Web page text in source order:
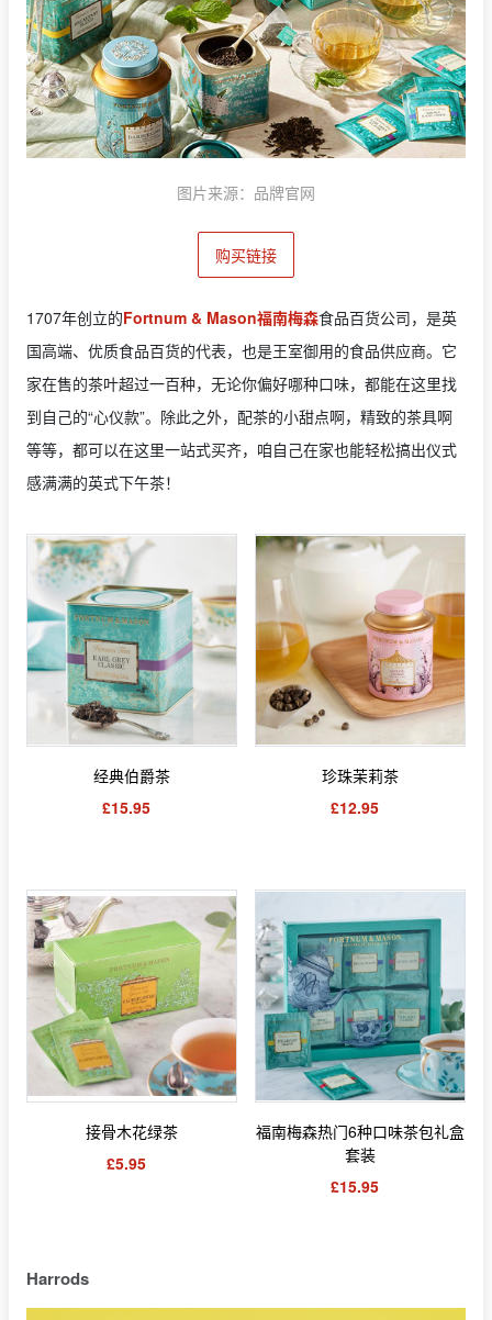
图片来源：品牌官网
购买链接
1707年创立的Fortnum & Mason福南梅森食品百货公司，是英
国高端、优质食品百货的代表，也是王室御用的食品供应商。它
家在售的茶叶超过一百种，无论你偏好哪种口味，都能在这里找
到自己的“心仪款”。除此之外，配茶的小甜点啊，精致的茶具啊
等等，都可以在这里一站式买齐，咱自己在家也能轻松搞出仪式
感满满的英式下午茶！
经典伯爵茶
£15.95
珍珠茉莉茶
£12.95
接骨木花绿茶
£5.95
福南梅森热门6种口味茶包礼盒
套装
£15.95
Harrods